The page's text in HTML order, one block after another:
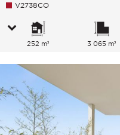
V2738CO
252 m² 3 065 m²